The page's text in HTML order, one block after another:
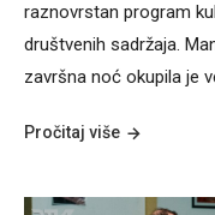
raznovrstan program
društvenih sadržaja.
završna noć okupila je
Pročitaj više